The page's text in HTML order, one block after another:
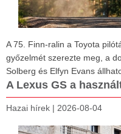
A 75. Finn-ralin a Toyota
győzelmét szerezte meg, a
Solberg és Elfyn Evans
A Lexus GS a
Hazai hírek | 2026-08-04